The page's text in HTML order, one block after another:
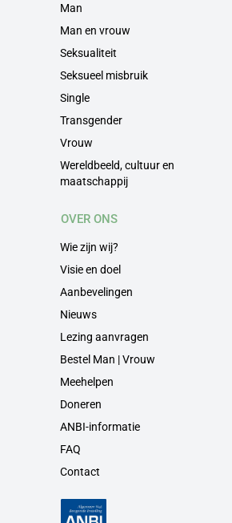
Man
Man en vrouw
Seksualiteit
Seksueel misbruik
Single
Transgender
Vrouw
Wereldbeeld, cultuur en
maatschappij
OVER ONS
Wie zijn wij?
Visie en doel
Aanbevelingen
Nieuws
Lezing aanvragen
Bestel Man | Vrouw
Meehelpen
Doneren
ANBI-informatie
FAQ
Contact